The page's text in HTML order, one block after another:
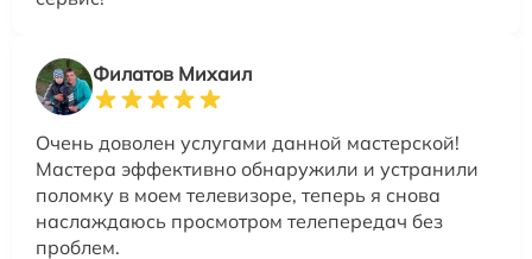
Филатов Михаил
Очень доволен услугами данной мастерской!
Мастера эффективно обнаружили и устранили
поломку в моем телевизоре, теперь я снова
наслаждаюсь просмотром телепередач без
проблем.